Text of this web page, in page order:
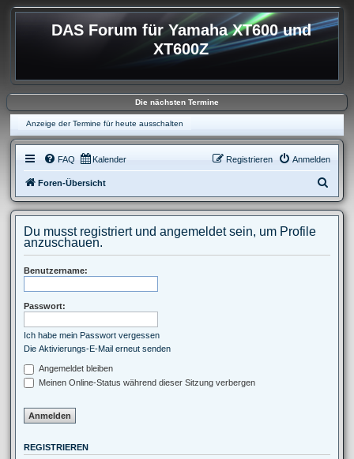
DAS Forum für Yamaha XT600 und
XT600Z
Die nächsten Termine
Anzeige der Termine für heute ausschalten
FAQ Kalender Anmelden
Registrieren
Foren-Übersicht
u
e
Du musst registriert und angemeldet sein, um Profile
anzuschauen.
Benutzername:
Passwort:
Ich habe mein Passwort vergessen
Die Aktivierungs-E-Mail erneut senden
Angemeldet bleiben
Meinen Online-Status während dieser Sitzung verbergen
REGISTRIEREN